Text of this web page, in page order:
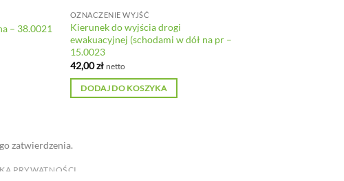
– 38.0021
OZNACZENIE WYJŚĆ
Kierunek do wyjścia drogi
ewakuacyjnej (schodami w dół na pr –
15.0023
42,00zł netto
DODAJ DO KOSZYKA
zatwierdzenia.
PRYWATNOŚCI